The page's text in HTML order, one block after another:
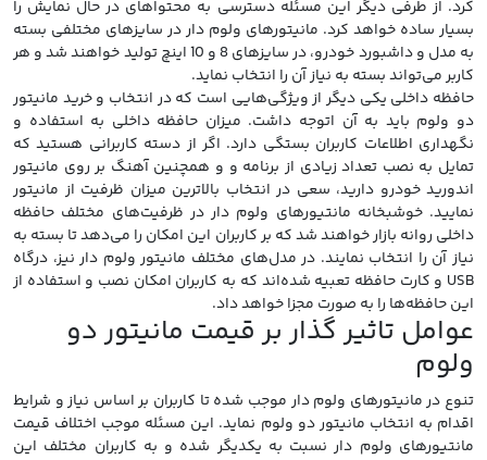
کرد. از طرفی دیگر این مسئله دسترسی به محتواهای در حال نمایش را
بسیار ساده خواهد کرد. مانیتورهای ولوم دار در سایزهای مختلفی بسته
به مدل و داشبورد خودرو، در سایزهای 8 و 10 اینچ تولید خواهند شد و هر
کاربر می‌تواند بسته به نیاز آن را انتخاب نماید.
حافظه داخلی یکی دیگر از ویژگی‌هایی است که در انتخاب و خرید مانیتور
دو ولوم باید به آن اتوجه داشت. میزان حافظه داخلی به استفاده و
نگهداری اطلاعات کاربران بستگی دارد. اگر از دسته کاربرانی هستید که
تمایل به نصب تعداد زیادی از برنامه و و همچنین آهنگ بر روی مانیتور
اندورید خودرو دارید، سعی در انتخاب بالاترین میزان ظرفیت از مانیتور
نمایید. خوشبخانه مانتیورهای ولوم دار در ظرفیت‌های مختلف حافظه
داخلی روانه بازار خواهند شد که بر کاربران این امکان را می‌دهد تا بسته به
نیاز آن را انتخاب نمایند. در مدل‌های مختلف مانیتور ولوم دار نیز، درگاه
USB و کارت حافظه تعبیه شده‌اند که به کاربران امکان نصب و استفاده از
این حافظه‌ها را به صورت مجزا خواهد داد.
عوامل تاثیر گذار بر قیمت مانیتور دو
ولوم
تنوع در مانیتورهای ولوم دار موجب شده تا کاربران بر اساس نیاز و شرایط
اقدام به انتخاب مانیتور دو ولوم نماید. این مسئله موجب اختلاف قیمت
مانتیورهای ولوم دار نسبت به یکدیگر شده و به کاربران مختلف این